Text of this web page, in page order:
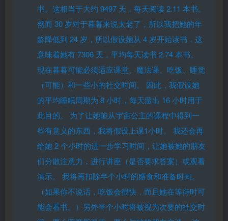
书。这相当于大约 9497 天，每天阅读 2.11 本书。
然而 30 岁对于暮暮来说太老了，所以我把她的年
龄降低到 24 岁，所以假设她从 4 岁开始读书，这
意味着她有 7306 天，平均每天读书 2.74 本书。
现在暮暮可能必须适应课堂、魔法课、吃饭、睡觉
（可能）和一些小的社交时间。 因此，我假设她
的平均睡眠周期为 8 小时，每天留出 16 小时用于
此目的。 为了让她能从宇宙公主的课程中​​得到一
些有意义的东西，我将假设上课1小时。 我还会再
给她 2 个小时的进一步学习时间，让她被她的朋友
们分散注意力，进行讲座（是否要求答案）或观看
演示。 我将再扣除半个小时的膳食和准备时间。
（如果你不说话，吃饭会很快，而且她在等待时可
能会看书。）另外半个小时将被视为次要的社交时